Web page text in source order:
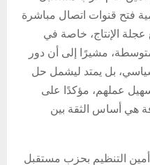
فتح قنوات اتصال مباشرة
عجلة الإنتاج، خاصة في
مشيرًا إلى أن دور
بل يمتد ليشمل حل
عملهم، مؤكدًا على
هي أساس الثقة بين
التنظيم بحزب مستقبل